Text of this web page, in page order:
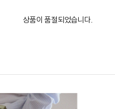
상품이 품절되었습니다.